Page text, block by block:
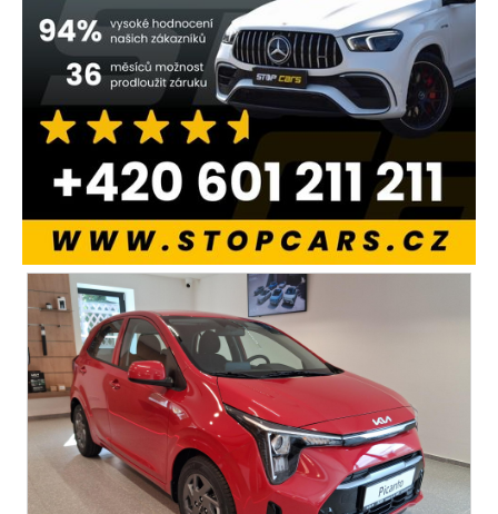
bluetooth
palubní počítač
USB
digitální přístrojový štít
autorádio
multifunkční volant
nastavitelný volant
výškově nastavitelné sedadlo řidiče
vyhřívaná sedadla
isofix
zadní stěrač